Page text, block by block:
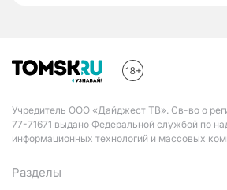
Учредитель ООО «Дайджест ТВ». Св-во о
77-71671 выдано Федеральной службой по
информационных технологий и массовых
Разделы